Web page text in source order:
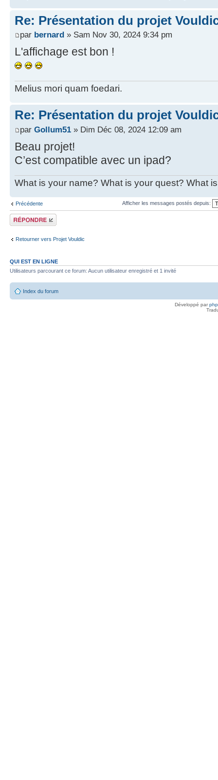
Re: Présentation du projet
par bernard » Sam Nov 30, 2024 9:34 pm
L'affichage est bon !
Melius mori quam foedari.
Re: Présentation du projet
par Gollum51 » Dim Déc 08, 2024 12:09 am
Beau projet!
C’est compatible avec un ipad?
What is your name? What is your quest? What
Précédente Afficher les messages postés depuis:
Répondre
Retourner vers Projet Vouldic
QUI EST EN LIGNE
Utilisateurs parcourant ce forum: Aucun utilisateur enregistré et 1 invité
Index du forum
Développé par